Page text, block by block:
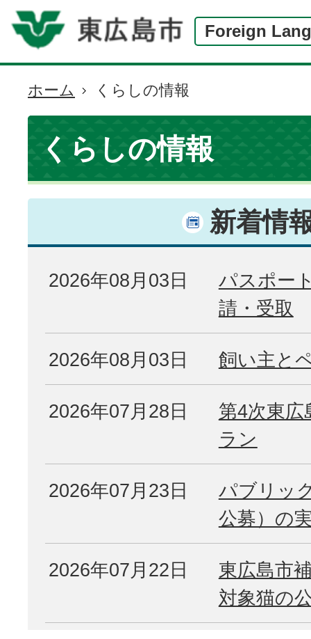
Foreign
現
在
位
置
ホーム くらしの情報
くらしの情報
新着情
2026年08月03日
パスポー
請・受取
2026年08月03日 飼い主と
2026年07月28日
第4次東広
ラン
2026年07月23日
パブリッ
公募）の
2026年07月22日
東広島市
対象猫の